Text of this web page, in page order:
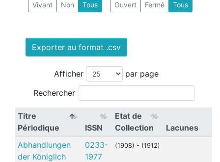
Vivant Non Tous Ouvert Fermé Tous
Exporter au format .csv
Afficher
par page
Rechercher
Titre
Périodique
ISSN
Etat de
Collection
Lacunes
Abhandlungen
der Königlich
0233-
1977
(1908) - (1912)